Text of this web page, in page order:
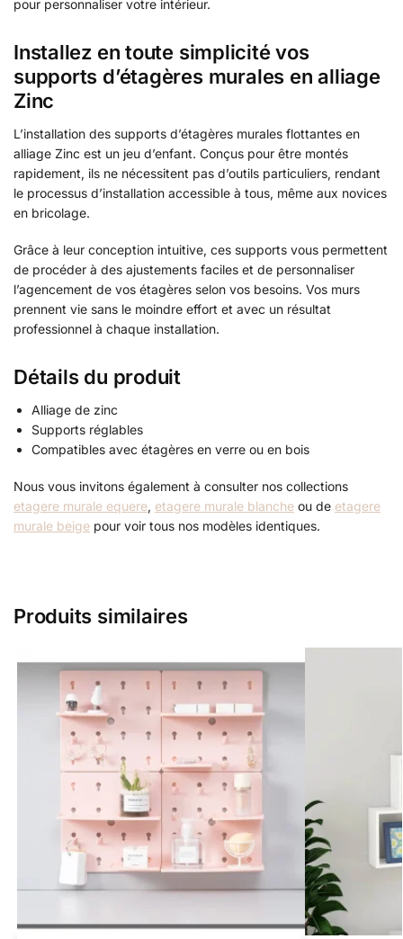
pour personnaliser votre intérieur.
Installez en toute simplicité vos
supports d’étagères murales en alliage
Zinc
L’installation des supports d’étagères murales flottantes en
alliage Zinc est un jeu d’enfant. Conçus pour être montés
rapidement, ils ne nécessitent pas d’outils particuliers, rendant
le processus d’installation accessible à tous, même aux novices
en bricolage.
Grâce à leur conception intuitive, ces supports vous permettent
de procéder à des ajustements faciles et de personnaliser
l’agencement de vos étagères selon vos besoins. Vos murs
prennent vie sans le moindre effort et avec un résultat
professionnel à chaque installation.
Détails du produit
Alliage de zinc
Supports réglables
Compatibles avec étagères en verre ou en bois
Nous vous invitons également à consulter nos collections
etagere murale equere, etagere murale blanche ou de etagere
murale beige pour voir tous nos modèles identiques.
Produits similaires